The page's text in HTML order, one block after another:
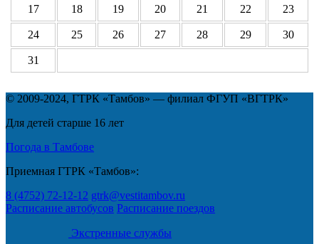
17 18 19 20 21 22 23
24 25 26 27 28 29 30
31
© 2009-2024, ГТРК «Тамбов» — филиал ФГУП «ВГТРК»
Для детей старше 16 лет
Погода в Тамбове
Приемная ГТРК «Тамбов»:
8 (4752) 72-12-12 gtrk@vestitambov.ru
Расписание автобусов Расписание поездов
Экстренные службы